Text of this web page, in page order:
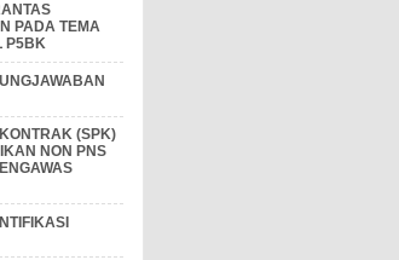
PADA TEMA
P5BK
(SPK)
NON PNS